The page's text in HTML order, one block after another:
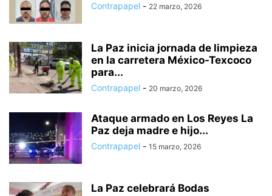
Contrapapel - 22 marzo, 2026
La Paz inicia jornada de limpieza
en la carretera México-Texcoco
para...
Contrapapel - 20 marzo, 2026
Ataque armado en Los Reyes La
Paz deja madre e hijo...
Contrapapel - 15 marzo, 2026
La Paz celebrará Bodas